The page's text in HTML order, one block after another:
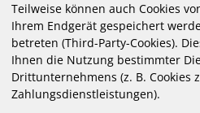
Teilweise können auch Cookies
Ihrem Endgerät gespeichert
betreten (Third-Party-Cookies).
Ihnen die Nutzung bestimmter
Drittunternehmens (z. B. Cookies
Zahlungsdienstleistungen).